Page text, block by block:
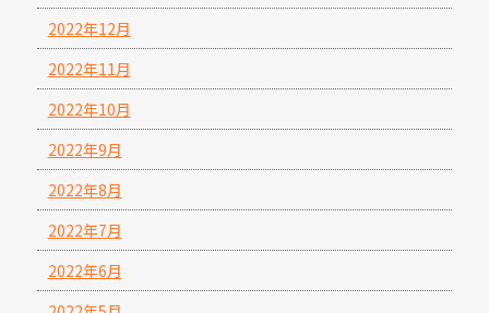
2022年12月
2022年11月
2022年10月
2022年9月
2022年8月
2022年7月
2022年6月